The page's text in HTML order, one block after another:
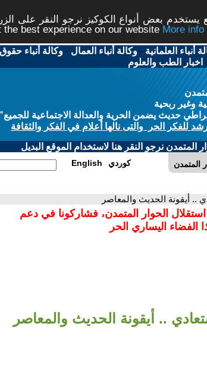
بعض أنواع الكوكيز نرجو النقر على
best experience on our website
أنباء العلمانية -وكالة أنباء العمال -وكالة أنباء
اخبار الطب والعلوم
وغير ربحية
حديث يضمن الحرية والعدالة الاجتماعية للجميع"
للفكر الحر والتى نالها أعلام في الفكر والثقافة
نرجو النقر هنا لاستخدام الموقع البديل
المتمدن English كوردي
أيقونة الحديث والمعاصر
الحوار المتمدن، فشاركونا في دعم
الفضاء اليساري الحر
.. أيقونة الحديث والمعاصر